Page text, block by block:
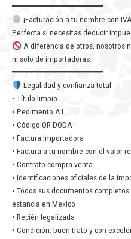
━━━━━━━━━━━━━━━━━━━
¡Facturación a tu nombre con
Perfecta si necesitas deducir
A diferencia de otros, nosotros
ni solo de importadoras.
━━━━━━━━━━━━━━━━━━━
Legalidad y confianza total:
• Título limpio
• Pedimento A1
• Código QR DODA
• Factura Importadora
• Factura a tu nombre con el valor
• Contrato compra-venta
• Identificaciones oficiales de la
• Todos sus documentos
estancia en Mexico
• Recién legalizada
• Condición: buen trato y con